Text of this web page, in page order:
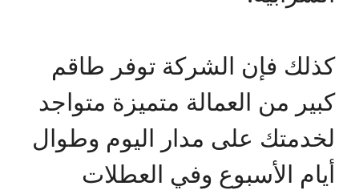
كذلك فإن الشركة توفر طاقم
كبير من العمالة متميزة متواجد
لخدمتك على مدار اليوم وطوال
أيام الأسبوع وفي العطلات